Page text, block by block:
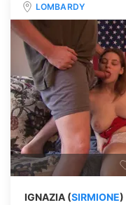
LOMBARDY
IGNAZIA (SIRMIONE)